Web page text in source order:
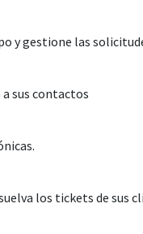
y gestione las
a sus contactos
los tickets de sus